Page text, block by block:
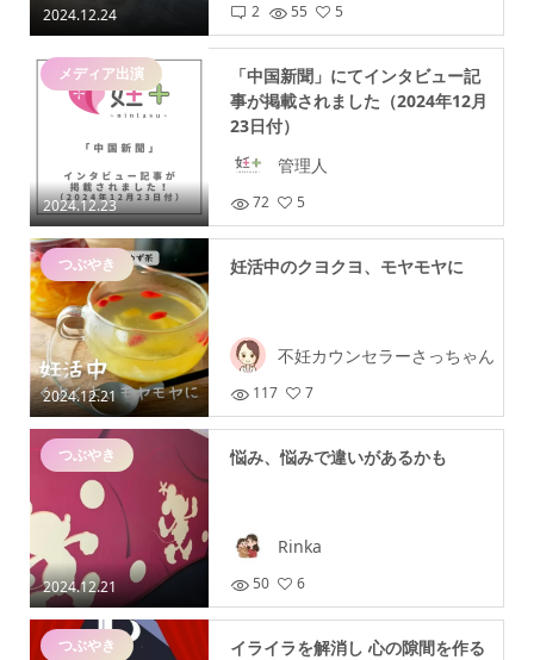
2024.12.24 2 55 5
2024.12.23
メディア出演
「中国新聞」にてインタビュー記
事が掲載されました（2024年12月
23日付）
管理人
72 5
2024.12.21
つぶやき 妊活中のクヨクヨ、モヤモヤに
不妊カウンセラーさっちゃん
117 7
2024.12.21
つぶやき 悩み、悩みで違いがあるかも
Rinka
50 6
つぶやき
イライラを解消し 心の隙間を作る